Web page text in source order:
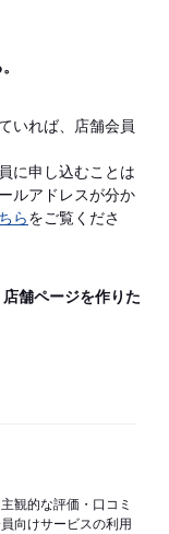
いれば、店舗会員
に申し込むことは
ルアドレスが分か
らをご覧くださ
舗ページを作りた
観的な評価・口コミ
向けサービスの利用